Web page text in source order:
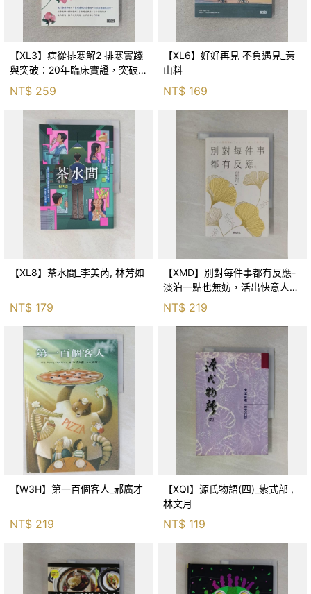
【XL3】病從排寒解2 排寒實踐
與突破：20年臨床實證，突破排
寒盲點，防治疫毒流感的中醫養
命方略！_李璧如
NT$ 259
【XL6】好好再見 不負遇見_黃
山料
NT$ 169
【XL8】茶水間_李美芮, 林芳如
NT$ 179
【XMD】別對每件事都有反應-
淡泊一點也無妨，活出快意人生
的99個禪練習！_枡野俊明, 黃
薇嬪
NT$ 219
【W3H】第一百個客人_郝廣才
NT$ 219
【XQI】源氏物語(四)_紫式部 ,
林文月
NT$ 119